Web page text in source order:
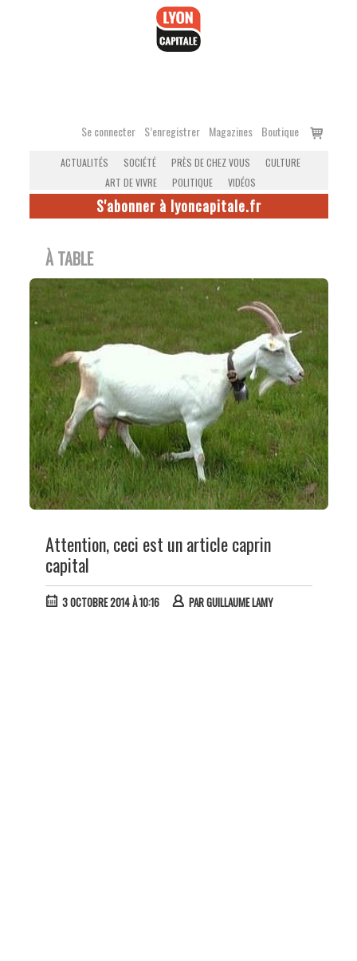
Se connecter S’enregistrer Magazines Boutique
Voir
ACTUALITÉS SOCIÉTÉ PRÈS DE CHEZ VOUS
CULTURE
ART DE VIVRE
POLITIQUE VIDÉOS
S'abonner à lyoncapitale.fr
À TABLE
Attention, ceci est un article caprin
capital
3 OCTOBRE 2014 À 10:16 PARGUILLAUME LAMY